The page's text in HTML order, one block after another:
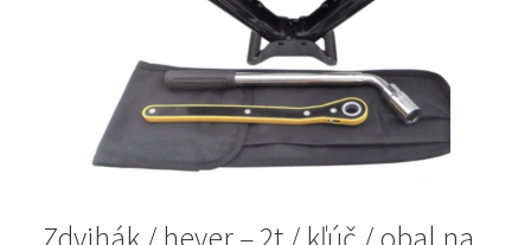
Zdvihák / hever – 2t / kľúč / obal na